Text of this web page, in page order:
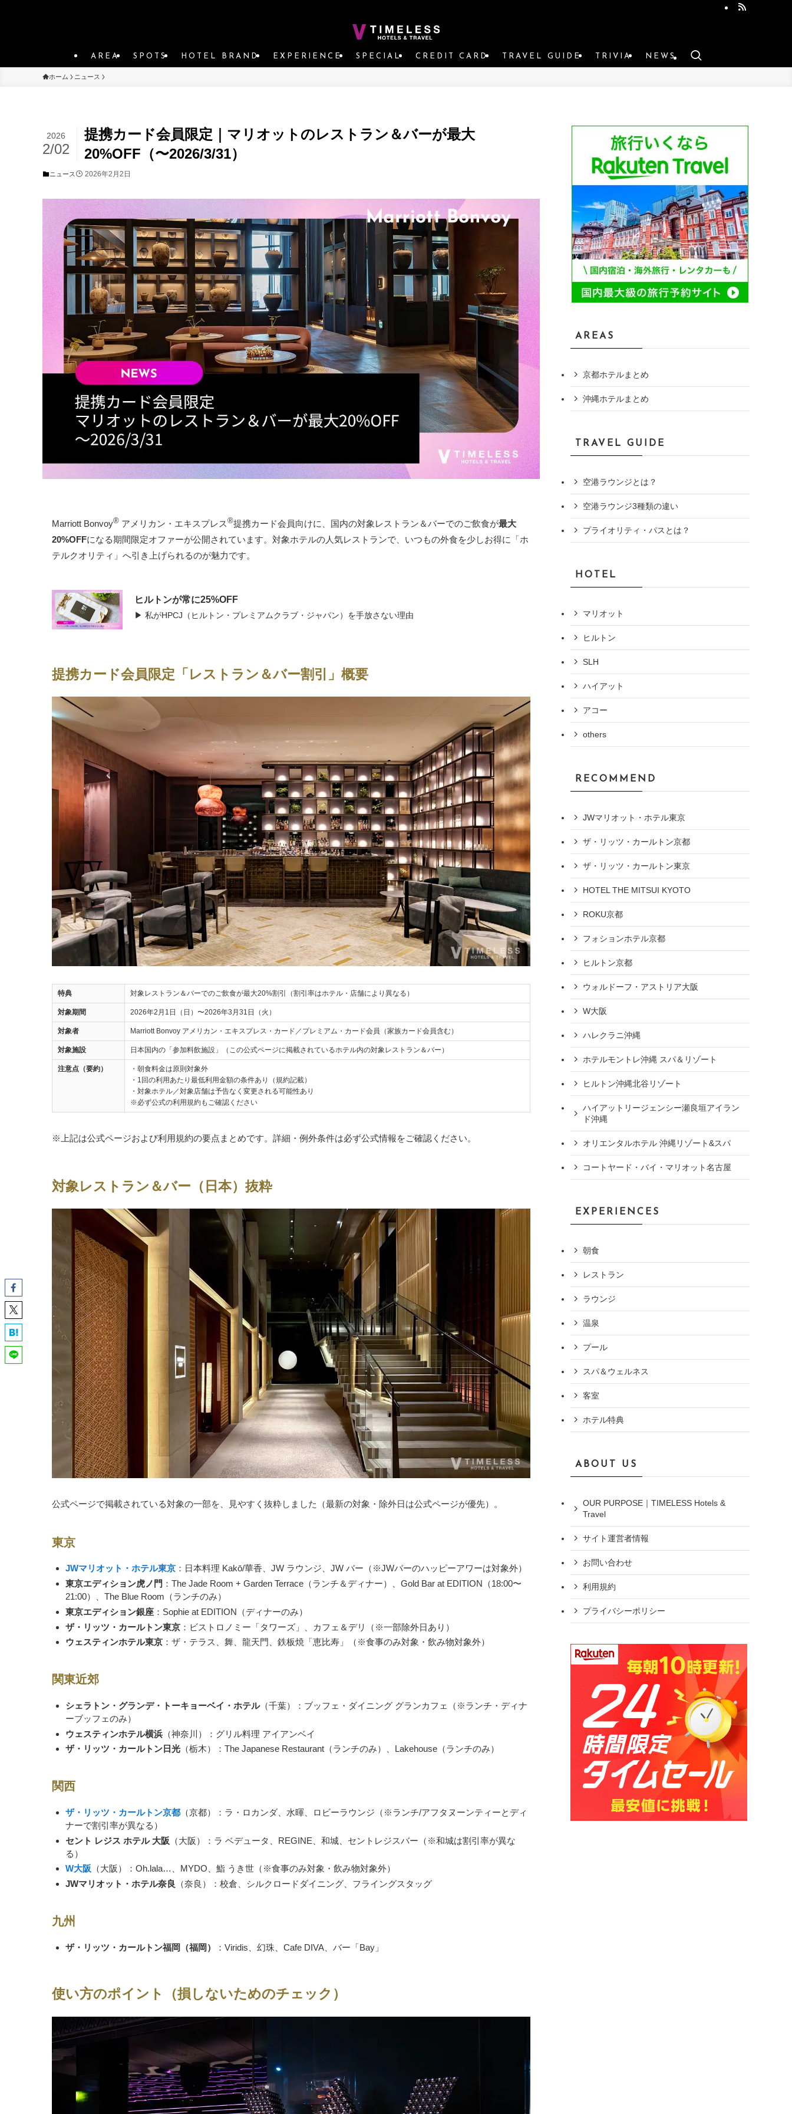
AREA SPOTS HOTEL BRAND EXPERIENCE SPECIAL CREDIT CARD TRAVEL GUIDE TRIVIA NEWS
ホーム ニュース
提携カード会員限定｜マリオットのレストラン＆バーが最大
20%OFF（〜2026/3/31）
2026
2/02
ニュース 2026年2月2日
Marriott Bonvoy® アメリカン・エキスプレス®提携カード会員向けに、国内の対象レストラン＆バーでのご飲食が最大
20%OFFになる期間限定オファーが公開されています。対象ホテルの人気レストランで、いつもの外食を少しお得に「ホ
テルクオリティ」へ引き上げられるのが魅力です。
ヒルトンが常に25%OFF
▶ 私がHPCJ（ヒルトン・プレミアムクラブ・ジャパン）を手放さない理由
提携カード会員限定「レストラン＆バー割引」概要
特典 対象レストラン＆バーでのご飲食が最大20%割引（割引率はホテル・店舗により異なる）
対象期間 2026年2月1日（日）〜2026年3月31日（火）
対象者 Marriott Bonvoy アメリカン・エキスプレス・カード／プレミアム・カード会員（家族カード会員含む）
対象施設 日本国内の「参加料飲施設」（この公式ページに掲載されているホテル内の対象レストラン＆バー）
注意点（要約）
・朝食料金は原則対象外
・1回の利用あたり最低利用金額の条件あり（規約記載）
・対象ホテル／対象店舗は予告なく変更される可能性あり
※必ず公式の利用規約もご確認ください
※上記は公式ページおよび利用規約の要点まとめです。詳細・例外条件は必ず公式情報をご確認ください。
対象レストラン＆バー（日本）抜粋
公式ページで掲載されている対象の一部を、見やすく抜粋しました（最新の対象・除外日は公式ページが優先）。
東京
JWマリオット・ホテル東京：日本料理 Kakō/華香、JW ラウンジ、JW バー（※JWバーのハッピーアワーは対象外）
東京エディション虎ノ門 ：The Jade Room + Garden Terrace（ランチ＆ディナー）、Gold Bar at EDITION（18:00〜
21:00）、The Blue Room（ランチのみ）
東京エディション銀座：Sophie at EDITION（ディナーのみ）
ザ・リッツ・カールトン東京：ビストロノミー「タワーズ」、カフェ＆デリ（※一部除外日あり）
ウェスティンホテル東京：ザ・テラス、舞、龍天門、鉄板焼「恵比寿」（※食事のみ対象・飲み物対象外）
関東近郊
シェラトン・グランデ・トーキョーベイ・ホテル（千葉）：ブッフェ・ダイニング グランカフェ（※ランチ・ディナ
ーブッフェのみ）
ウェスティンホテル横浜（神奈川）：グリル料理 アイアンベイ
ザ・リッツ・カールトン日光（栃木）：The Japanese Restaurant（ランチのみ）、Lakehouse（ランチのみ）
関西
ザ・リッツ・カールトン京都（京都）：ラ・ロカンダ、水暉、ロビーラウンジ（※ランチ/アフタヌーンティーとディ
ナーで割引率が異なる）
セント レジス ホテル 大阪 （大阪）：ラ ベデュータ、REGINE、和城、セントレジスバー（※和城は割引率が異な
る）
W大阪 （大阪）：Oh.lala…、MYDO、鮨 うき世（※食事のみ対象・飲み物対象外）
JWマリオット・ホテル奈良 （奈良）：校倉、シルクロードダイニング、フライングスタッグ
九州
ザ・リッツ・カールトン福岡（福岡） ：Viridis、幻珠、Cafe DIVA、バー「Bay」
使い方のポイント（損しないためのチェック）
AREAS
京都ホテルまとめ
沖縄ホテルまとめ
TRAVEL GUIDE
空港ラウンジとは？
空港ラウンジ3種類の違い
プライオリティ・パスとは？
HOTEL
マリオット
ヒルトン
SLH
ハイアット
アコー
others
RECOMMEND
JWマリオット・ホテル東京
ザ・リッツ・カールトン京都
ザ・リッツ・カールトン東京
HOTEL THE MITSUI KYOTO
ROKU京都
フォションホテル京都
ヒルトン京都
ウォルドーフ・アストリア大阪
W大阪
ハレクラニ沖縄
ホテルモントレ沖縄 スパ＆リゾート
ヒルトン沖縄北谷リゾート
ハイアットリージェンシー瀬良垣アイラン
ド沖縄
オリエンタルホテル 沖縄リゾート&スパ
コートヤード・バイ・マリオット名古屋
EXPERIENCES
朝食
レストラン
ラウンジ
温泉
プール
スパ＆ウェルネス
客室
ホテル特典
ABOUT US
OUR PURPOSE｜TIMELESS Hotels &
Travel
サイト運営者情報
お問い合わせ
利用規約
プライバシーポリシー